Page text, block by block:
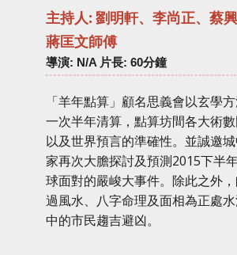
主持人: 劉明軒、李尚正、蔡興
蔣匡文師傅
導演: N/A 片長: 60分鐘
「羊年點算」顧名思義會以玄學
一次半年清算，點算坊間各大術
以及世界預言的準確性。並誠邀
家再次大膽探討及預測2015下半
球面對的嚴峻大事件。除此之外
過風水、八字命理及面相為正處
中的市民趨吉避凶。